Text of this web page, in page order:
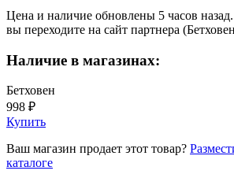
Цена и наличие обновлены 5 часов
вы переходите на сайт партнера
Наличие в магазинах:
Бетховен
998 ₽
Купить
Ваш магазин продает этот товар?
каталоге